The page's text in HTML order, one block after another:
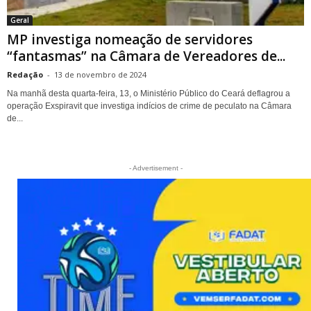
Geral
MP investiga nomeação de servidores
“fantasmas” na Câmara de Vereadores de...
Redação - 13 de novembro de 2024
Na manhã desta quarta-feira, 13, o Ministério Público do Ceará deflagrou a
operação Exspiravit que investiga indícios de crime de peculato na Câmara
de...
- Advertisement -